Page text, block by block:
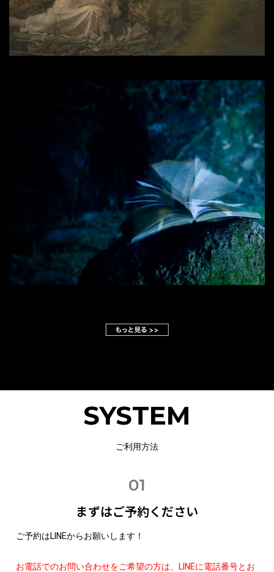
SYSTEM
ご利用方法
01
まずはご予約ください
ご予約はLINEからお願いします！
お電話でのお問い合わせをご希望の方は、LINEに電話番号とお